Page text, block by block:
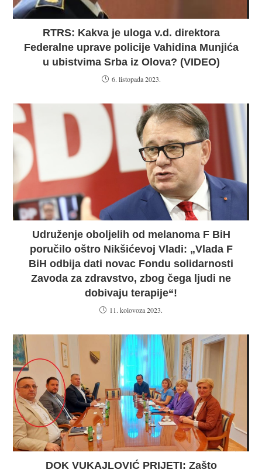
RTRS: Kakva je uloga v.d. direktora
Federalne uprave policije Vahidina Munjića
u ubistvima Srba iz Olova? (VIDEO)
6. listopada 2023.
Udruženje oboljelih od melanoma F BiH
poručilo oštro Nikšićevoj Vladi: „Vlada F
BiH odbija dati novac Fondu solidarnosti
Zavoda za zdravstvo, zbog čega ljudi ne
dobivaju terapije“!
11. kolovoza 2023.
DOK VUKAJLOVIĆ PRIJETI: Zašto